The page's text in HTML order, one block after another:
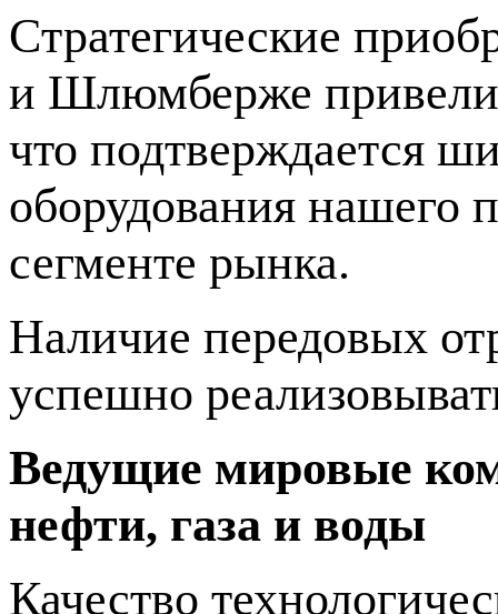
Cтратегические
и Шлюмберже
что подтверждается
оборудования нашего
сегменте рынка.
Наличие передовых
успешно
Ведущие мировые
нефти, газа и воды
Качество